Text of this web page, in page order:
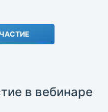
в вебинаре